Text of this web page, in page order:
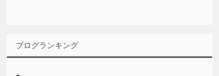
ブログランキング